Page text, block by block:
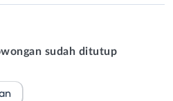
sudah ditutup